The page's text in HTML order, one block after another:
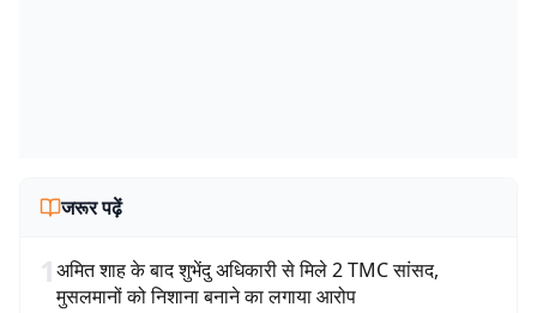
जरूर पढ़ें
1अमित शाह के बाद शुभेंदु अधिकारी से मिले 2 TMC सांसद,
मुसलमानों को निशाना बनाने का लगाया आरोप